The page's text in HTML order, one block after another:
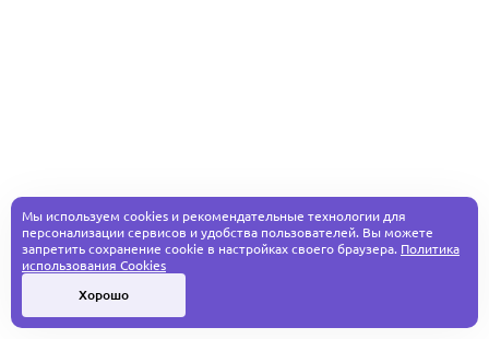
Мы используем cookies и рекомендательные технологии для
персонализации сервисов и удобства пользователей. Вы можете
запретить сохранение cookie в настройках своего браузера. Политика
использования Cookies
Хорошо